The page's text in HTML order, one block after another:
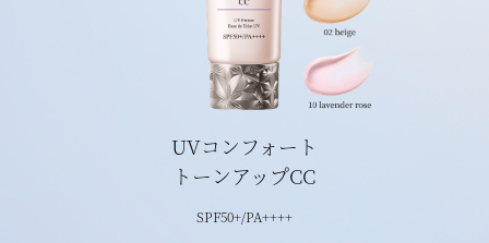
UVコンフォート
トーンアップCC
SPF50+/PA++++